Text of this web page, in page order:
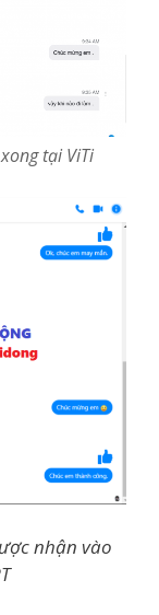
tại ViTi
nhận vào